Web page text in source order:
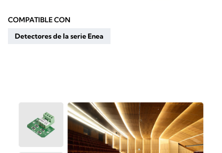
COMPATIBLE CON
Detectores de la serie Enea